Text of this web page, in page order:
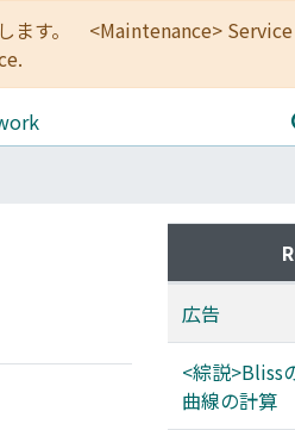
します。 <Maintenance>
広告
<綜説>Bliss
曲線の計算